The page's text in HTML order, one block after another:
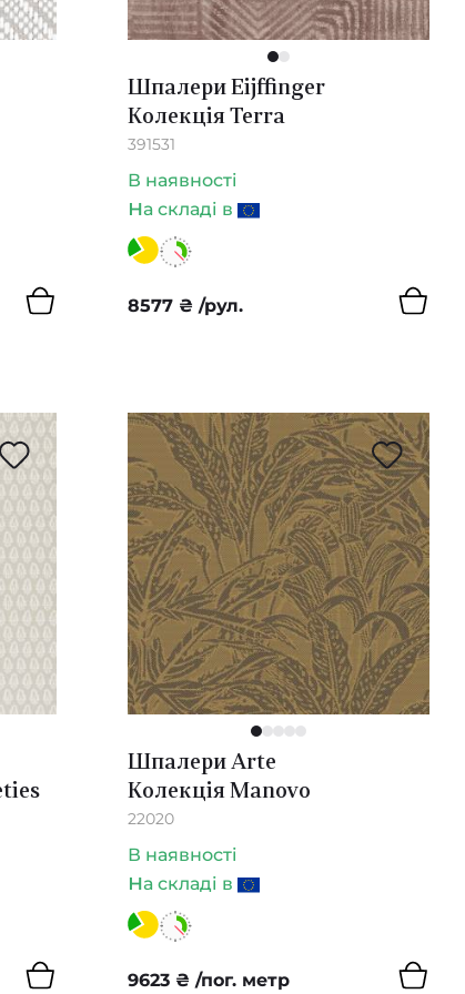
12
Шпалери Eijffinger
Колекція Terra
391531
В наявності
на складі в
8577 ₴ /рул.
12345
Шпалери Arte
Колекція Manovo
22020
В наявності
на складі в
9623 ₴ /пог. метр